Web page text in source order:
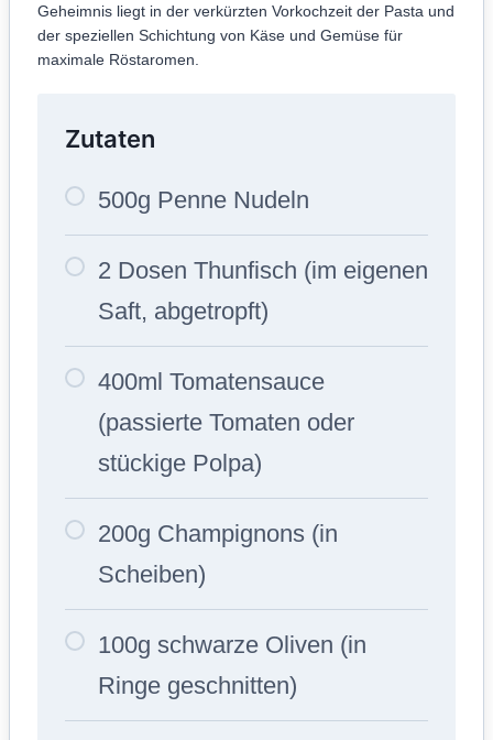
Geheimnis liegt in der verkürzten Vorkochzeit der Pasta und
der speziellen Schichtung von Käse und Gemüse für
maximale Röstaromen.
Zutaten
500g Penne Nudeln
2 Dosen Thunfisch (im eigenen
Saft, abgetropft)
400ml Tomatensauce
(passierte Tomaten oder
stückige Polpa)
200g Champignons (in
Scheiben)
100g schwarze Oliven (in
Ringe geschnitten)